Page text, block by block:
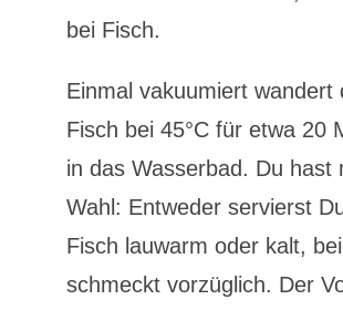
bei Fisch.
Einmal vakuumiert wandert
Fisch bei 45°C für etwa 20
in das Wasserbad. Du hast
Wahl: Entweder servierst
Fisch lauwarm oder kalt,
schmeckt vorzüglich. Der